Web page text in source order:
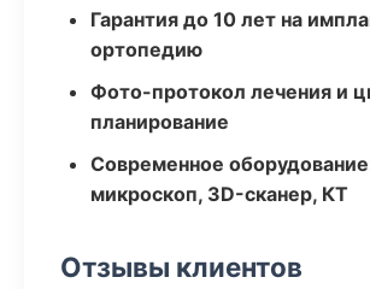
Гарантия до 10 лет на
ортопедию
Фото-протокол лечения и
планирование
Современное
микроскоп, 3D-сканер, КТ
Отзывы клиентов